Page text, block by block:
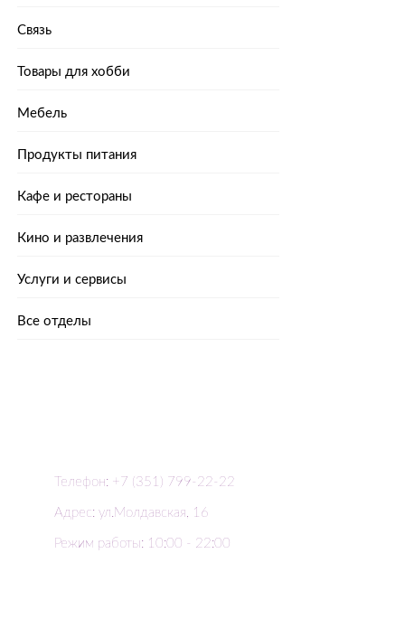
Связь
Товары для хобби
Мебель
Продукты питания
Кафе и рестораны
Кино и развлечения
Услуги и сервисы
Все отделы
Телефон: +7 (351) 799-22-22
Адрес: ул.Молдавская, 16
Режим работы: 10:00 - 22:00